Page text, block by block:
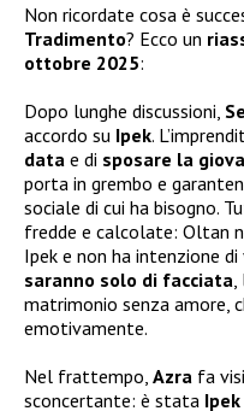
Non ricordate cosa è
Tradimento? Ecco un
ottobre 2025:
Dopo lunghe discussioni,
accordo su Ipek.
data e di sposare la
porta in grembo e
sociale di cui ha bisogno.
fredde e calcolate: Oltan
Ipek e non ha intenzione
saranno solo di facciata
matrimonio senza amore,
emotivamente.
Nel frattempo, Azra fa
sconcertante: è stata